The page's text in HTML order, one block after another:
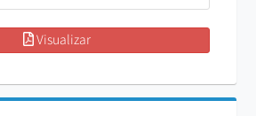
Visualizar